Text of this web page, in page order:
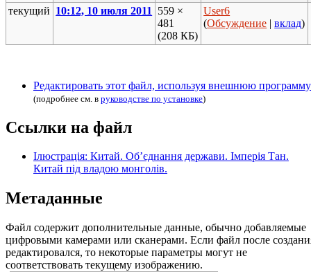
текущий 10:12, 10 июля 2011
559 ×
481
(208 КБ)
User6
(Обсуждение |вклад)
Редактировать этот файл, используя внешнюю программу
(подробнее см. в руководстве по установке)
Ссылки на файл
Ілюстрація: Китай. Об’єднання держави. Імперія Тан.
Китай під владою монголів.
Метаданные
Файл содержит дополнительные данные, обычно добавляемые
цифровыми камерами или сканерами. Если файл после
редактировался, то некоторые параметры могут не
соответствовать текущему изображению.